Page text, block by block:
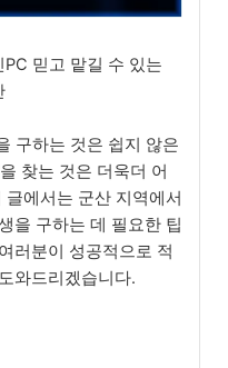
믿고 맡길 수 있는
구하는 것은 쉽지 않은
찾는 것은 더욱더 어
에서는 군산 지역에서
을 구하는 데 필요한 팁
러분이 성공적으로 적
와드리겠습니다.